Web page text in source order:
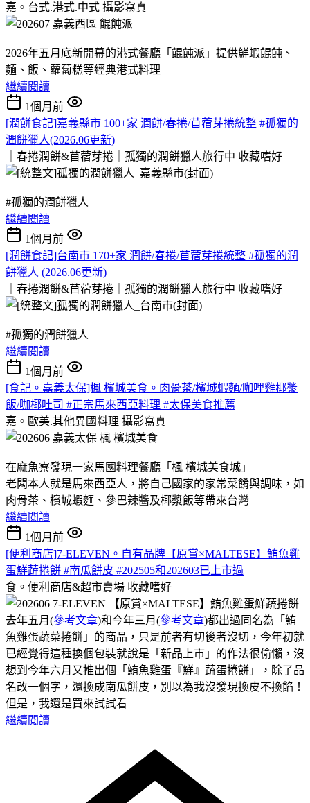
嘉。台式.港式.中式 攝影寫真
2026年五月底新開幕的港式餐廳「餛飩派」提供鮮蝦餛飩、
麵、飯、蘿蔔糕等經典港式料理
繼續閱讀
1個月前
[潤餅食記]嘉義縣市 100+家 潤餅/春捲/苜蓿芽捲統整 #孤獨的
潤餅獵人(2026.06更新)
｜春捲潤餅&苜蓿芽捲｜孤獨的潤餅獵人旅行中 收藏嗜好
#孤獨的潤餅獵人
繼續閱讀
1個月前
[潤餅食記]台南市 170+家 潤餅/春捲/苜蓿芽捲統整 #孤獨的潤
餅獵人 (2026.06更新)
｜春捲潤餅&苜蓿芽捲｜孤獨的潤餅獵人旅行中 收藏嗜好
#孤獨的潤餅獵人
繼續閱讀
1個月前
[食記。嘉義太保]楓 檳城美食。肉骨茶/檳城蝦麵/咖哩雞椰漿
飯/咖椰吐司 #正宗馬來西亞料理 #太保美食推薦
嘉。歐美.其他異國料理 攝影寫真
在麻魚寮發現一家馬國料理餐廳「楓 檳城美食城」
老闆本人就是馬來西亞人，將自己國家的家常菜餚與調味，如
肉骨茶、檳城蝦麵、參巴辣醬及椰漿飯等帶來台灣
繼續閱讀
1個月前
[便利商店]7-ELEVEN。自有品牌【原賞×MALTESE】鮪魚雞
蛋鮮蔬捲餅 #南瓜餅皮 #202505和202603已上市過
食。便利商店&超市賣場 收藏嗜好
去年五月(參考文章)和今年三月(參考文章)都出過同名為「鮪
魚雞蛋蔬菜捲餅」的商品，只是前者有切後者沒切，今年初就
已經覺得這種換個包裝就說是「新品上市」的作法很偷懶，沒
想到今年六月又推出個「鮪魚雞蛋『鮮』蔬蛋捲餅」，除了品
名改一個字，還換成南瓜餅皮，別以為我沒發現換皮不換餡！
但是，我還是買來試試看
繼續閱讀